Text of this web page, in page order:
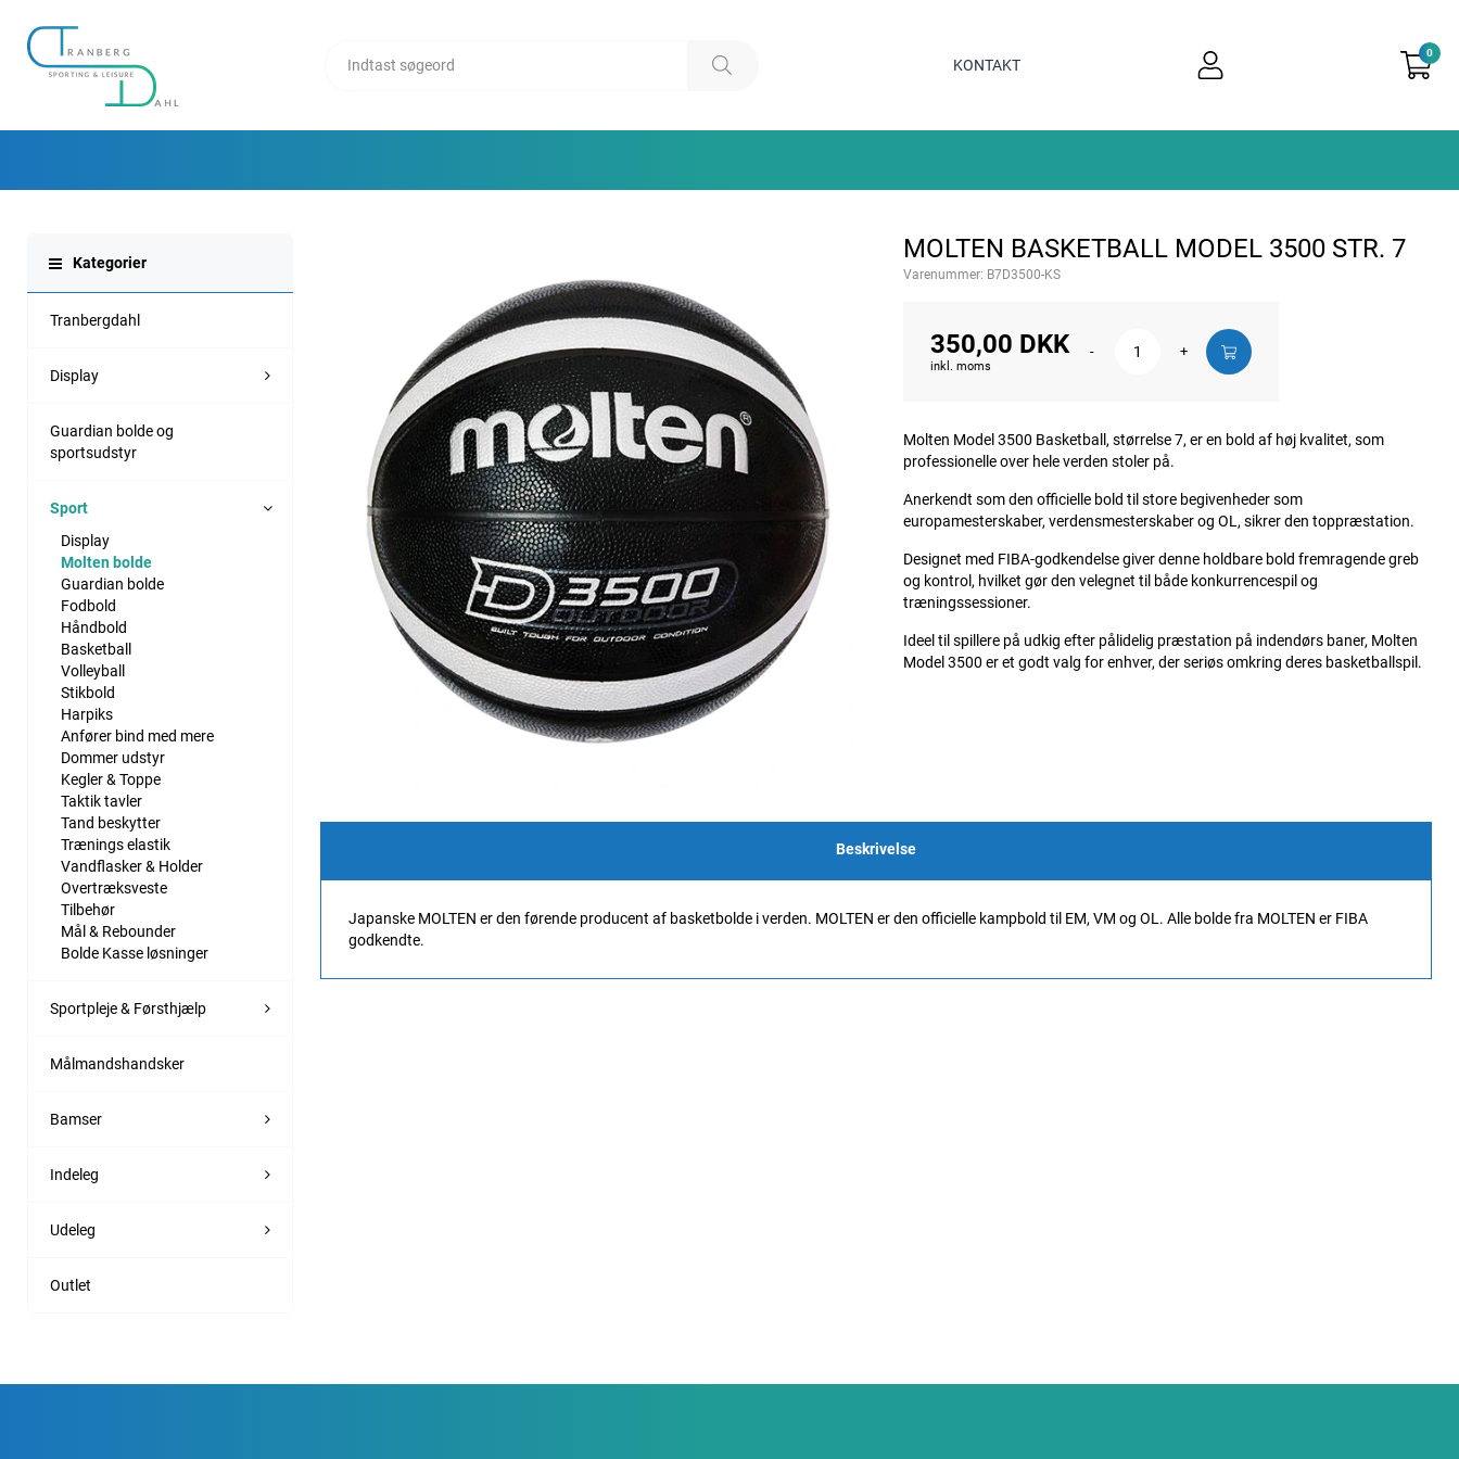
KONTAKT
0
Kategorier
Tranbergdahl
Display
Guardian bolde og
sportsudstyr
Sport
Display
Molten bolde
Guardian bolde
Fodbold
Håndbold
Basketball
Volleyball
Stikbold
Harpiks
Anfører bind med mere
Dommer udstyr
Kegler & Toppe
Taktik tavler
Tand beskytter
Trænings elastik
Vandflasker & Holder
Overtræksveste
Tilbehør
Mål & Rebounder
Bolde Kasse løsninger
Sportpleje & Førsthjælp
Målmandshandsker
Bamser
Indeleg
Udeleg
Outlet
MOLTEN BASKETBALL MODEL 3500 STR. 7
Varenummer: B7D3500-KS
350,00 DKK
inkl. moms
- +
Molten Model 3500 Basketball, størrelse 7, er en bold af høj kvalitet, som
professionelle over hele verden stoler på.
Anerkendt som den officielle bold til store begivenheder som
europamesterskaber, verdensmesterskaber og OL, sikrer den toppræstation.
Designet med FIBA-godkendelse giver denne holdbare bold fremragende greb
og kontrol, hvilket gør den velegnet til både konkurrencespil og
træningssessioner.
Ideel til spillere på udkig efter pålidelig præstation på indendørs baner, Molten
Model 3500 er et godt valg for enhver, der seriøs omkring deres basketballspil.
Beskrivelse
Japanske MOLTEN er den førende producent af basketbolde i verden. MOLTEN er den officielle kampbold til EM, VM og OL. Alle bolde fra MOLTEN er FIBA
godkendte.